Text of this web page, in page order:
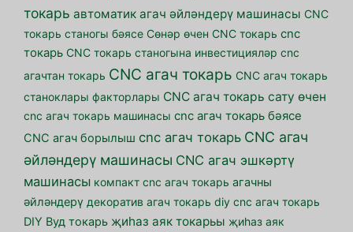
токарь автоматик агач әйләндерү машинасы CNC
токарь станогы бәясе Cөнәр өчен CNC токарь cnc
токарь CNC токарь станогына инвестицияләр cnc
агачтан токарь CNC агач токарь CNC агач токарь
станоклары факторлары CNC агач токарь сату өчен
cnc агач токарь машинасы cnc агач токарь бәясе
CNC агач борылыш cnc агач токарь CNC агач
әйләндерү машинасы CNC агач эшкәртү
машинасы компакт cnc агач токарь агачны
әйләндерү декоратив агач токарь diy cnc агач токарь
DIY Вуд токарь җиһаз аяк токарьы җиһаз аяк